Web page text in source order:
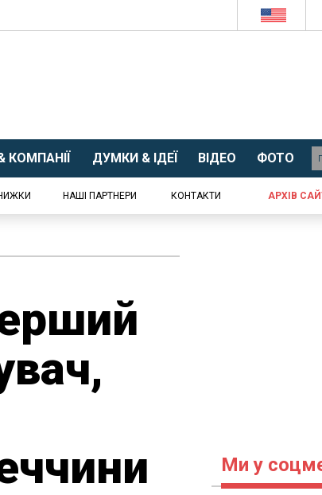
КОМПАНІЇ ДУМКИ & ІДЕЇ ВІДЕО ФОТО
НАШІ ПАРТНЕРИ КОНТАКТИ АРХІВ
Ми у